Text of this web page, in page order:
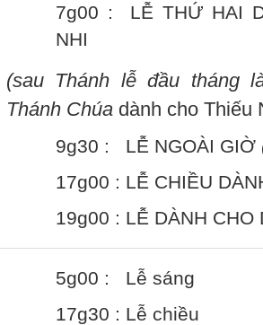
7g00 : LỄ THỨ HAI
NHI
(sau Thánh lễ đầu tháng
Thánh Chúa dành cho Thiếu
9g30 : LỄ NGOÀI GIỜ
17g00 : LỄ CHIỀU
19g00 : LỄ DÀNH CHO
5g00 : Lễ sáng
17g30 : Lễ chiều